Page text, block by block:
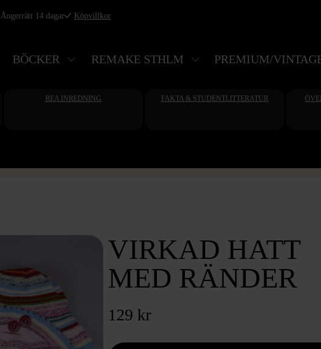
Ångerrätt 14 dagar Köpvillkor
BÖCKER REMAKE STHLM PREMIUM/
REA INREDNING FAKTA & STUDENTLITTERATUR
VIRKAD HATT
MED RÄNDER
129 kr